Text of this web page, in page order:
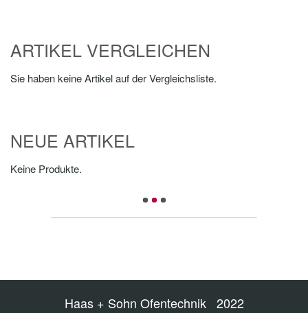
ARTIKEL VERGLEICHEN
Sie haben keine Artikel auf der Vergleichsliste.
NEUE ARTIKEL
Keine Produkte.
Haas + Sohn Ofentechnik 2022